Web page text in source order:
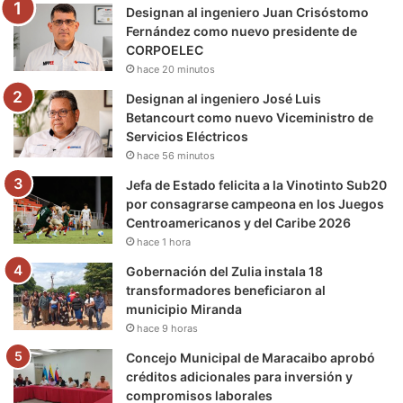
o
k
r
e
r
m
a
Designan al ingeniero Juan Crisóstomo
Fernández como nuevo presidente de
CORPOELEC
hace 20 minutos
Designan al ingeniero José Luis
Betancourt como nuevo Viceministro de
Servicios Eléctricos
hace 56 minutos
Jefa de Estado felicita a la Vinotinto Sub20
por consagrarse campeona en los Juegos
Centroamericanos y del Caribe 2026
hace 1 hora
Gobernación del Zulia instala 18
transformadores beneficiaron al
municipio Miranda
hace 9 horas
Concejo Municipal de Maracaibo aprobó
créditos adicionales para inversión y
compromisos laborales